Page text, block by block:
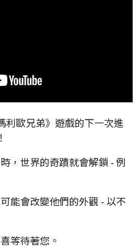
利歐兄弟》遊戲的下一次進
時，世界的奇蹟就會解鎖 - 例
能會改變他們的外觀 - 以不
等待著您。